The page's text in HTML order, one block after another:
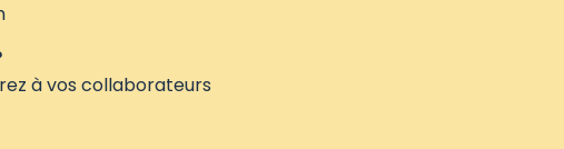
à vos collaborateurs